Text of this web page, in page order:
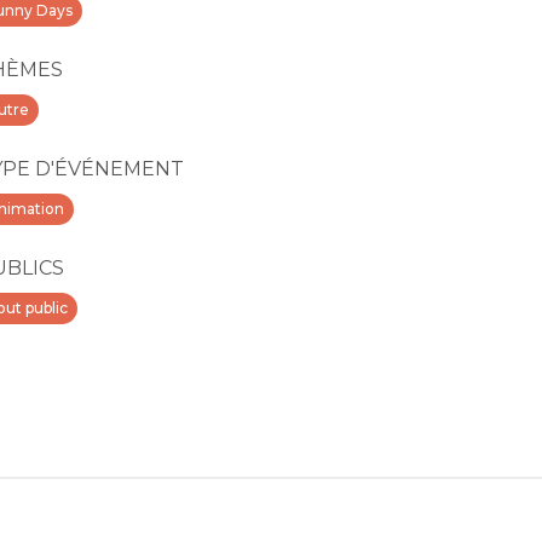
Days
D'ÉVÉNEMENT
public